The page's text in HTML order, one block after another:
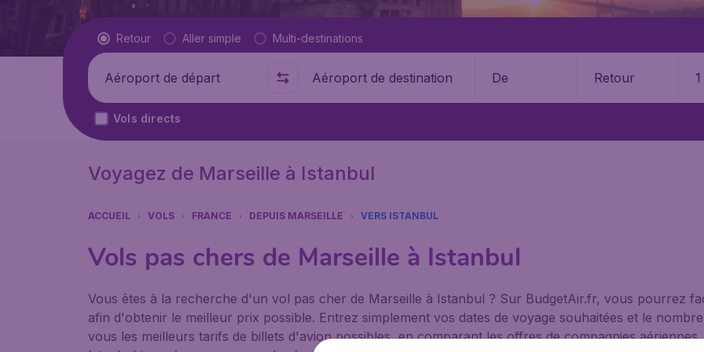
Type de vol
Retour Aller simple Multi-destinations
Départ de Où De Retour
Vols directs
Voyagez de Marseille à Istanbul
ACCUEIL VOLS FRANCE DEPUIS MARSEILLE VERS ISTANBUL
Vols pas chers de Marseille à Istanbul
Vous êtes à la recherche d'un vol pas cher de Marseille à Istanbul ? Sur BudgetAir.fr, vous pourrez
afin d'obtenir le meilleur prix possible. Entrez simplement vos dates de voyage souhaitées et le
vous les meilleurs tarifs de billets d'avion possibles, en comparant les offres de compagnies